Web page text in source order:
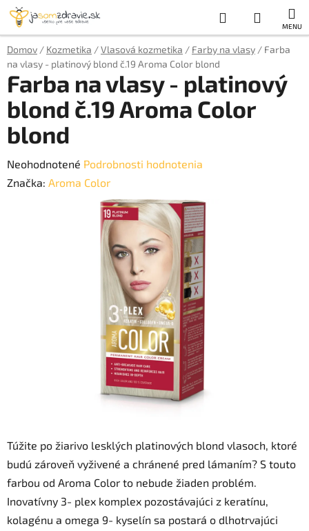
Prejsť
obsah
Hľadať
KOŠÍK
Domov / Kozmetika /Vlasová kozmetika / Farby na vlasy / Farba
na vlasy - platinový blond č.19 Aroma Color blond
Túžite po žiarivo lesklých platinových blond vlasoch, ktoré
budú zároveň vyživené a chránené pred lámaním? S touto
farbou od Aroma Color to nebude žiaden problém.
Inovatívny 3- plex komplex pozostávajúci z keratínu,
kolagénu a omega 9- kyselín sa postará o dlhotrvajúci
Farba na vlasy - platinový
blond č.19 Aroma Color
blond
Priemerné
hodnotenie
Neohodnotené Podrobnosti hodnotenia
Značka: Aroma Color